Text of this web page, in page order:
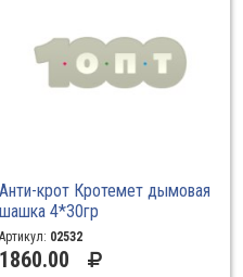
Анти-крот Кротемет дымовая
шашка 4*30гр
Артикул: 02532
1860.00